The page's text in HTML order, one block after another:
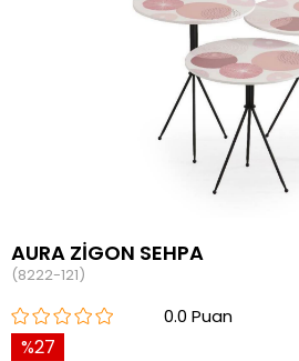
AURA ZİGON SEHPA
(8222-121)
0.0
27